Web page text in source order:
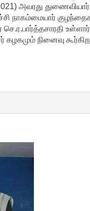
அவரது துணைவியார்
நாகம்மையார்
நினைவு